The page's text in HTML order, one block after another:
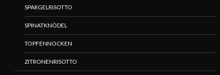
SPARGELRISOTTO
SPINATKNÖDEL
TOPFENNOCKEN
ZITRONENRISOTTO